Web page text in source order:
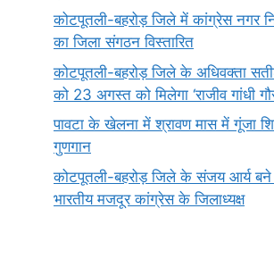
कोटपूतली-बहरोड़ जिले में कांग्रेस नगर
का जिला संगठन विस्तारित
कोटपूतली-बहरोड़ जिले के अधिवक्ता
को 23 अगस्त को मिलेगा ‘राजीव गांधी
पावटा के खेलना में श्रावण मास में गूंजा
गुणगान
कोटपूतली-बहरोड़ जिले के संजय आर्य
भारतीय मजदूर कांग्रेस के जिलाध्यक्ष